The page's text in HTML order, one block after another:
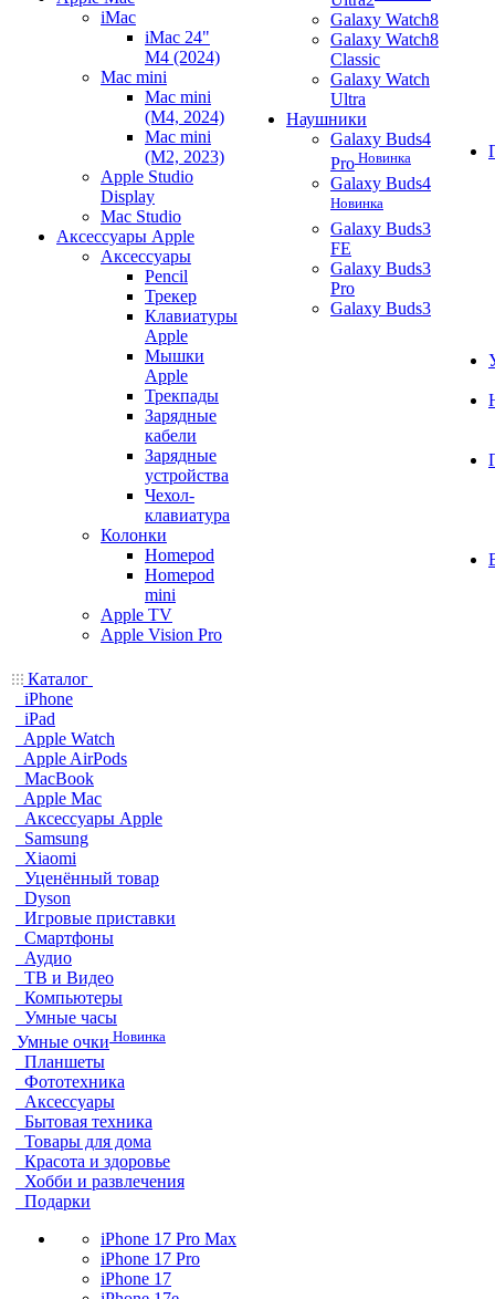
iMac
iMac 24"
M4 (2024)
Mac mini
Mac mini
(M4, 2024)
Mac mini
(M2, 2023)
Apple Studio
Display
Mac Studio
Аксессуары Apple
Аксессуары
Pencil
Трекер
Клавиатуры
Apple
Мышки
Apple
Трекпады
Зарядные
кабели
Зарядные
устройства
Чехол-
клавиатура
Колонки
Homepod
Homepod
mini
Apple TV
Apple Vision Pro
Galaxy Watch8
Galaxy Watch8
Classic
Galaxy Watch
Ultra
Наушники
Galaxy Buds4
Pro Новинка
Galaxy Buds4
Новинка
Galaxy Buds3
FE
Galaxy Buds3
Pro
Galaxy Buds3
Каталог
iPhone
iPad
Apple Watch
Apple AirPods
MacBook
Apple Mac
Аксессуары Apple
Samsung
Xiaomi
Уценённый товар
Dyson
Игровые приставки
Смартфоны
Аудио
ТВ и Видео
Компьютеры
Умные часы
Умные очки Новинка
Планшеты
Фототехника
Аксессуары
Бытовая техника
Товары для дома
Красота и здоровье
Хобби и развлечения
Подарки
iPhone 17 Pro Max
iPhone 17 Pro
iPhone 17